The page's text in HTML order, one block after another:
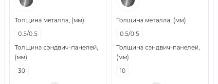
Толщина металла, (мм)
0.5/0.5
Толщина сэндвич-панелей,
(мм)
30
Толщина металла, (мм)
0.5/0.5
Толщина сэндвич-панелей,
(мм)
10